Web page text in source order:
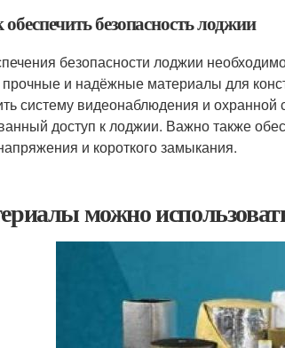
безопасность лоджии
безопасности лоджии
и надёжные материалы для
систему видеонаблюдения и охранной
доступ к лоджии. Важно также
и короткого замыкания.
можно